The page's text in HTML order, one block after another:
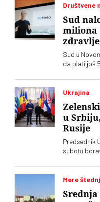
Društvene
Sud
miliona
zdravlje
Sud u
da plati još
najavljuje
Ukrajina
u
Rusije
Predsednik
subotu
Vučić,
medijima
Mere
Srednja